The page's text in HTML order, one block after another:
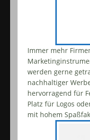
Immer mehr
werden gerne
nachhaltiger
hervorragend für
Platz für Logos
mit hohem